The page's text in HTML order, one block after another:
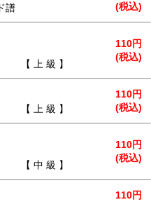
(税込)
ド譜
110円
(税込)
【 上 級 】
110円
(税込)
【 上 級 】
110円
(税込)
【 中 級 】
110円